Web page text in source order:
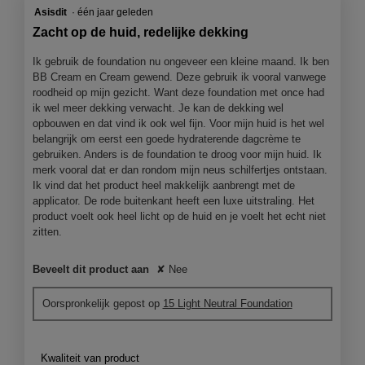
de
inhoud
3
sterren.
Asisdit · één jaar geleden
Zacht op de huid, redelijke dekking
Ik gebruik de foundation nu ongeveer een kleine maand. Ik ben
BB Cream en Cream gewend. Deze gebruik ik vooral vanwege
roodheid op mijn gezicht. Want deze foundation met once had
ik wel meer dekking verwacht. Je kan de dekking wel
opbouwen en dat vind ik ook wel fijn. Voor mijn huid is het wel
belangrijk om eerst een goede hydraterende dagcrème te
gebruiken. Anders is de foundation te droog voor mijn huid. Ik
merk vooral dat er dan rondom mijn neus schilfertjes ontstaan.
Ik vind dat het product heel makkelijk aanbrengt met de
applicator. De rode buitenkant heeft een luxe uitstraling. Het
product voelt ook heel licht op de huid en je voelt het echt niet
zitten.
Beveelt dit product aan ✘ Nee
Oorspronkelijk gepost op 15 Light Neutral Foundation
Kwaliteit van product